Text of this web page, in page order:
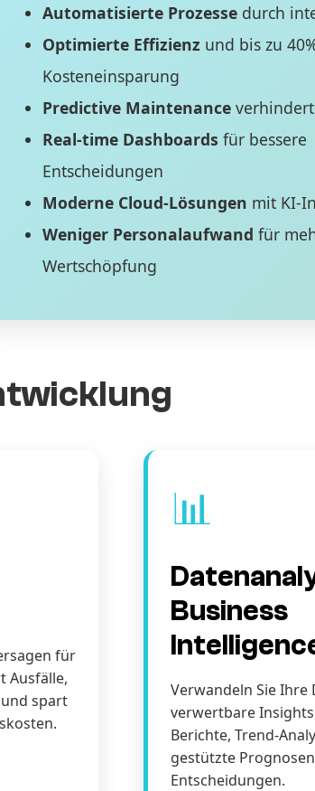
Automatisierte Prozessedurch
Optimierte Effizienz und bis zu
Kosteneinsparung
Predictive Maintenanceverhindert
Real-time Dashboards für bessere
Entscheidungen
Moderne Cloud-Lösungen mit KI-
Weniger Personalaufwand für
Wertschöpfung
für
Ausfälle,
spart
📊
Business
Verwandeln Sie Ihre
verwertbare
Berichte, Trend-
gestützte
Entscheidungen.